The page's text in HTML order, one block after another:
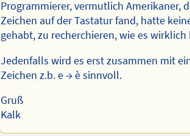
Programmierer, vermutlich Amerikaner,
Zeichen auf der Tastatur fand, hatte
gehabt, zu recherchieren, wie es
Jedenfalls wird es erst zusammen mit
Zeichen z.b. e → è sinnvoll.
Gruß
Kalk